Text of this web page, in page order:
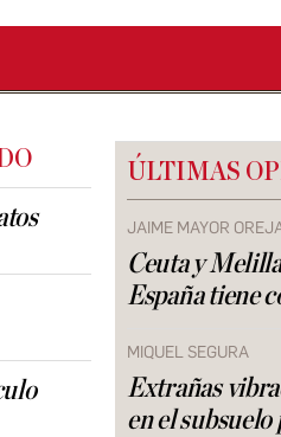
ÚLTIMAS
JAIME MAYOR
Ceuta y
España tiene
MIQUEL SEGURA
Extrañas
en el